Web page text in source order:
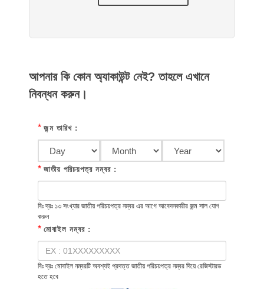
আপনার কি কোন অ্যাকাউন্ট নেই? তাহলে এখানে
নিবন্ধন করুন।
* জন্ম তারিখ :
* জাতীয় পরিচয়পত্র নম্বর :
বিঃ দ্রঃ ১৩ সংখ্যার জাতীয় পরিচয়পত্র নম্বর এর আগে আবেদনকারীর জন্ম সাল যোগ
করুন
* মোবাইল নম্বর :
বিঃ দ্রঃ মোবাইল নম্বরটি অবশ্যই প্রদত্ত জাতীয় পরিচয়পত্র নম্বর দিয়ে রেজিস্টারড
হতে হবে